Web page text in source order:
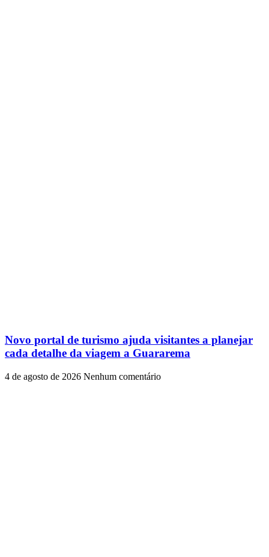
Novo portal de turismo ajuda visitantes a planejar
cada detalhe da viagem a Guararema
4 de agosto de 2026 Nenhum comentário